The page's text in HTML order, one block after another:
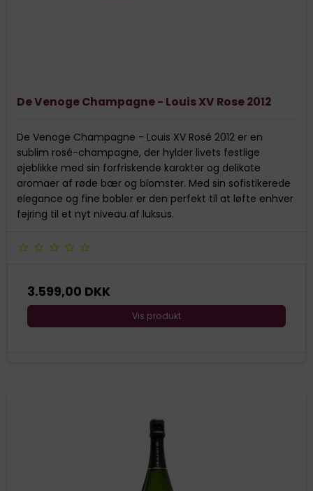
De Venoge Champagne - Louis XV Rose 2012
De Venoge Champagne - Louis XV Rosé 2012 er en
sublim rosé-champagne, der hylder livets festlige
øjeblikke med sin forfriskende karakter og delikate
aromaer af røde bær og blomster. Med sin sofistikerede
elegance og fine bobler er den perfekt til at løfte enhver
fejring til et nyt niveau af luksus.
3.599,00 DKK
Vis produkt